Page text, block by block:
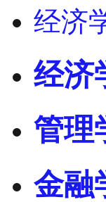
经济
经济
管理
金融